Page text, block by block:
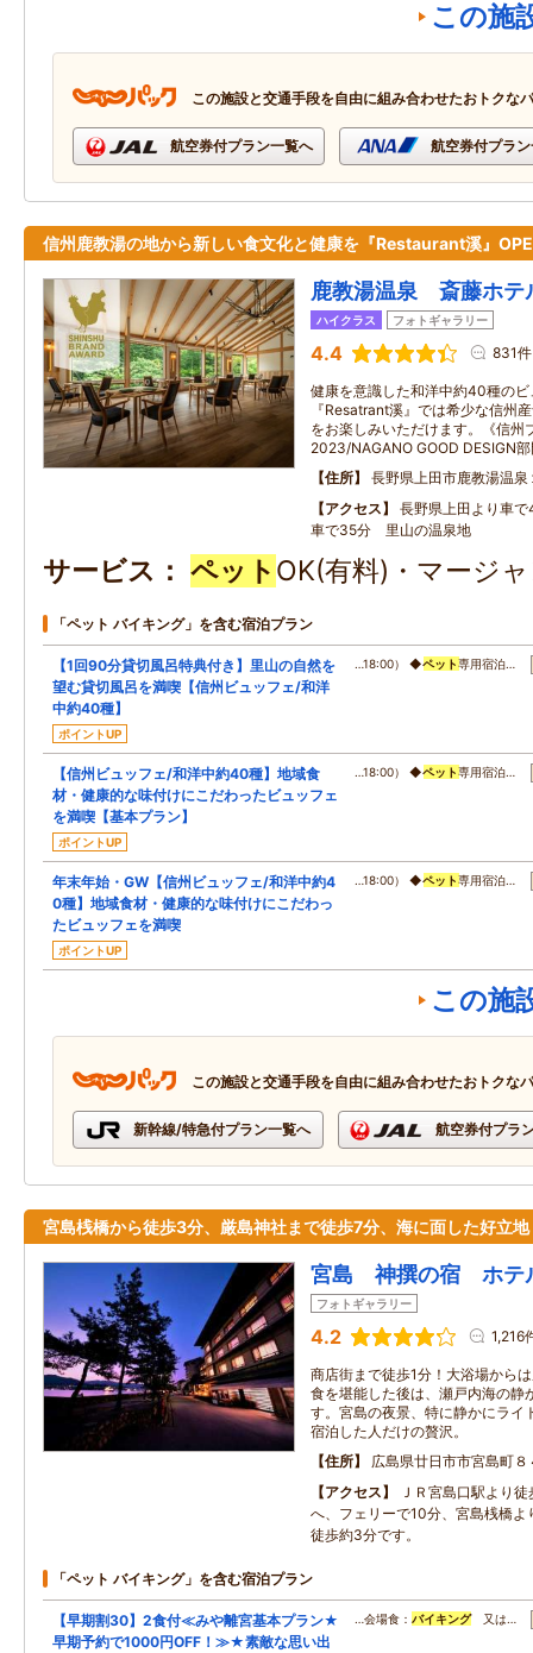
この施
この施設と交通手段を自由に組み合わせたおトクな
航空券付プラン一覧へ 航空券付プラ
信州鹿教湯の地から新しい食文化と健康を『Restaurant溪』
鹿教湯温泉 斎藤ホテ
ハイクラス フォトギャラリー
4.4 831件
健康を意識した和洋中約40種の
『Resatrant溪』では希少な信州
をお楽しみいただけます。《信州
2023/NAGANO GOOD DESIGN
住所
長野県上田市鹿教湯温泉
アクセス
長野県上田より車
車で35分 里山の温泉地
サービス ペット OK(有料)・マージ
「ペット バイキング」を含む宿泊プラン
【1回90分貸切風呂特典付き】里山の自然を
望む貸切風呂を満喫【信州ビュッフェ/和洋
中約40種】
ポイントUP
…18:00） ◆ペット専用宿泊…
【信州ビュッフェ/和洋中約40種】地域食
材・健康的な味付けにこだわったビュッフェ
を満喫【基本プラン】
ポイントUP
…18:00） ◆ペット専用宿泊…
年末年始・GW【信州ビュッフェ/和洋中約4
0種】地域食材・健康的な味付けにこだわっ
たビュッフェを満喫
ポイントUP
…18:00） ◆ペット専用宿泊…
この施
この施設と交通手段を自由に組み合わせたおトクな
新幹線/特急付プラン一覧へ 航空券付プラ
宮島桟橋から徒歩3分、厳島神社まで徒歩7分、海に面した好立地
宮島 神撰の宿 ホテ
フォトギャラリー
4.2 1,216
商店街まで徒歩1分！大浴場から
食を堪能した後は、瀬戸内海の静
す。宮島の夜景、特に静かにライ
宿泊した人だけの贅沢。
住所
広島県廿日市市宮島町８
アクセス
ＪＲ宮島口駅より
へ、フェリーで10分、宮島桟橋よ
徒歩約3分です。
「ペット バイキング」を含む宿泊プラン
【早期割30】2食付≪みや離宮基本プラン★
早期予約で1000円OFF！≫★素敵な思い出
…会場食： バイキング又は…